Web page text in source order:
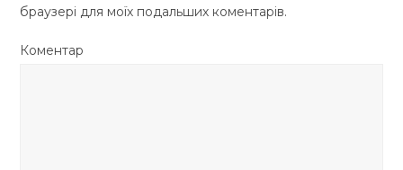
браузері для моїх подальших коментарів.
Коментар